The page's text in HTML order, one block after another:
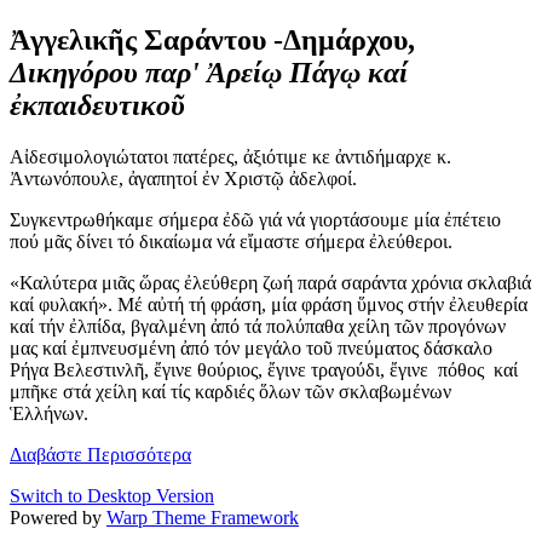
Ἀγγελικῆς Σαράντου -Δημάρχου,
Δικηγόρου παρ' Ἀρείῳ Πάγῳ καί
ἐκπαιδευτικοῦ
Αἰδεσιμολογιώτατοι πατέρες, ἀξιότιμε κε ἀντιδήμαρχε κ.
Ἀντωνόπουλε, ἀγαπητοί ἐν Χριστῷ ἀδελφοί.
Συγκεντρωθήκαμε σήμερα ἐδῶ γιά νά γιορτάσουμε μία ἐπέτειο
πού μᾶς δίνει τό δικαίωμα νά εἴμαστε σήμερα ἐλεύθεροι.
«Καλύτερα μιᾶς ὥρας ἐλεύθερη ζωή παρά σαράντα χρόνια σκλαβιά
καί φυλακή». Μέ αὐτή τή φράση, μία φράση ὕμνος στήν ἐλευθερία
καί τήν ἐλπίδα, βγαλμένη ἀπό τά πολύπαθα χείλη τῶν προγόνων
μας καί ἐμπνευσμένη ἀπό τόν μεγάλο τοῦ πνεύματος δάσκαλο
Ρήγα Βελεστινλῆ, ἔγινε θούριος, ἔγινε τραγούδι, ἔγινε πόθος καί
μπῆκε στά χείλη καί τίς καρδιές ὅλων τῶν σκλαβωμένων
Ἑλλήνων.
Διαβάστε Περισσότερα
Switch to Desktop Version
Powered by Warp Theme Framework